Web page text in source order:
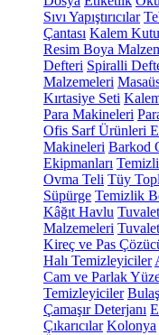
Sıvı Yapıştırıcılar
Çantası Kalem
Resim Boya
Defteri Spiralli
Malzemeleri
Kırtasiye Seti
Para Makineleri
Ofis Sarf Ürünleri
Makineleri Barkod
Ekipmanları
Ovma Teli Tüy
Süpürge Temizlik
Kâğıt Havlu
Malzemeleri
Kireç ve Pas
Halı Temizleyiciler
Cam ve Parlak
Temizleyiciler
Çamaşır Deterjanı
Çıkarıcılar Kolonya